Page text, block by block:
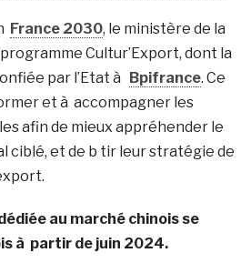
France 2030, le ministère de la
Cultur’Export, dont la
par l’Etat à Bpifrance. Ce
et à accompagner les
afin de mieux appréhender le
ciblé, et de b tir leur stratégie de
au marché chinois se
à partir de juin 2024.